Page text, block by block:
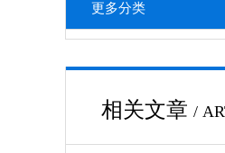
更多分类
相关文章 /